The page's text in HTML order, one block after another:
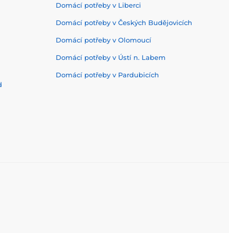
Domácí potřeby v Liberci
Domácí potřeby v Českých Budějovicích
Domácí potřeby v Olomoucí
Domácí potřeby v Ústí n. Labem
Domácí potřeby v Pardubicích